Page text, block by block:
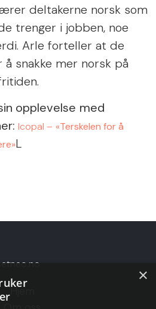
deltakerne norsk som
trenger i jobben, noe
Arle forteller at de
snakke mer norsk på
opplevelse med
Icopal – «Terskelen for å
L
Hjem
×